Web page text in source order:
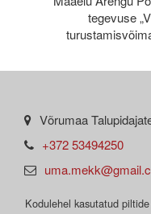
tegevuse
Võrumaa
+372 53494250
Kodulehel kasutatud